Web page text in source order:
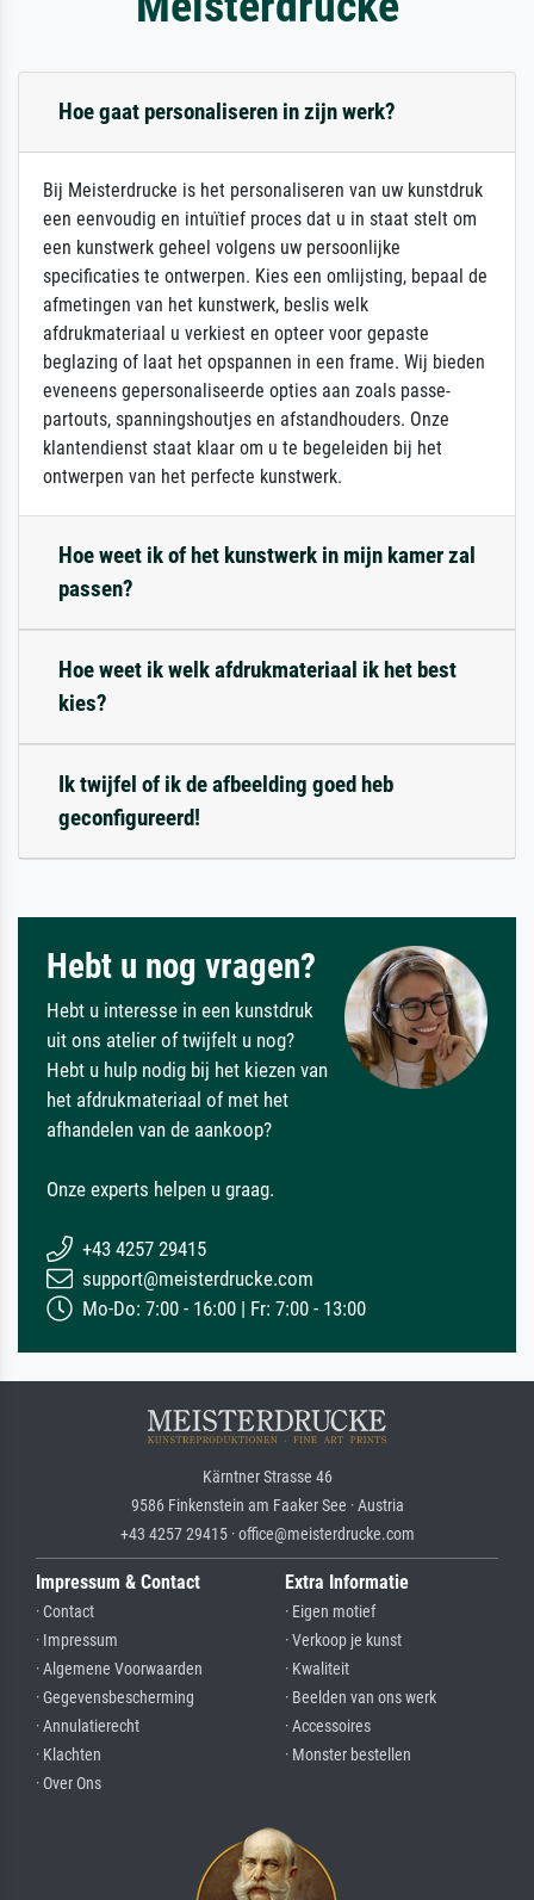
Hoe gaat personaliseren in zijn werk?
Bij Meisterdrucke is het personaliseren van uw kunstdruk
een eenvoudig en intuïtief proces dat u in staat stelt om
een kunstwerk geheel volgens uw persoonlijke
specificaties te ontwerpen. Kies een omlijsting, bepaal de
afmetingen van het kunstwerk, beslis welk
afdrukmateriaal u verkiest en opteer voor gepaste
beglazing of laat het opspannen in een frame. Wij bieden
eveneens gepersonaliseerde opties aan zoals passe-
partouts, spanningshoutjes en afstandhouders. Onze
klantendienst staat klaar om u te begeleiden bij het
ontwerpen van het perfecte kunstwerk.
Hoe weet ik of het kunstwerk in mijn kamer zal
passen?
Hoe weet ik welk afdrukmateriaal ik het best
kies?
Ik twijfel of ik de afbeelding goed heb
geconfigureerd!
Hebt u nog vragen?
Hebt u interesse in een kunstdruk
uit ons atelier of twijfelt u nog?
Hebt u hulp nodig bij het kiezen van
het afdrukmateriaal of met het
afhandelen van de aankoop?
Onze experts helpen u graag.
+43 4257 29415
support@meisterdrucke.com
Mo-Do: 7:00 - 16:00 | Fr: 7:00 - 13:00
Kärntner Strasse 46
9586 Finkenstein am Faaker See · Austria
+43 4257 29415 · office@meisterdrucke.com
Impressum & Contact
· Contact
· Impressum
· Algemene Voorwaarden
· Gegevensbescherming
· Annulatierecht
· Klachten
· Over Ons
Extra Informatie
· Eigen motief
· Verkoop je kunst
· Kwaliteit
· Beelden van ons werk
· Accessoires
· Monster bestellen